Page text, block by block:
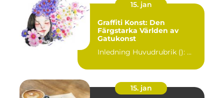
15. jan
Graffiti Konst: Den
Färgstarka Världen av
Gatukonst
Inledning Huvudrubrik (): ...
15. jan